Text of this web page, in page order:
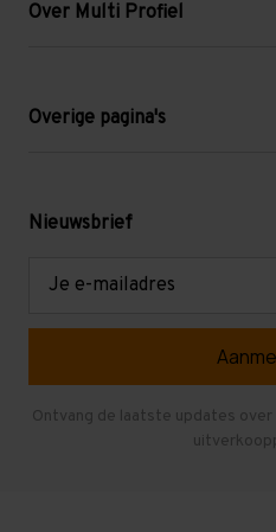
Over Multi Profiel
Blog
Levering en afhalen
Overige pagina's
Mezzanine
Gebruikte entresolvloeren
Nieuwsbrief
Ontvang de laatste updates